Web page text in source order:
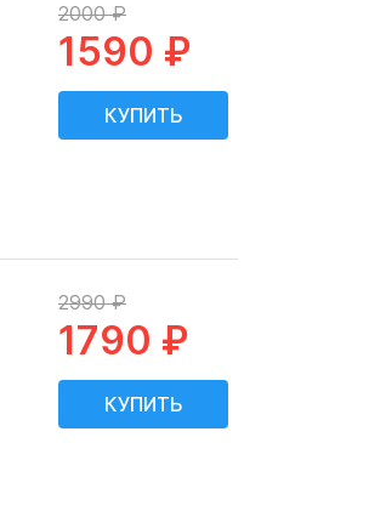
2000 ₽
1590 ₽
2990 ₽
1790 ₽